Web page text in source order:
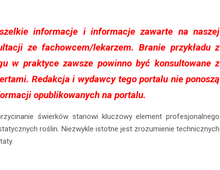
informacje i informacje zawarte na naszej
ze fachowcem/lekarzem. Branie przykładu z
w praktyce zawsze powinno być konsultowane z
Redakcja i wydawcy tego portalu nie ponoszą
opublikowanych na portalu.
świerków stanowi kluczowy element profesjonalnego
roślin. Niezwykle istotne jest zrozumienie technicznych